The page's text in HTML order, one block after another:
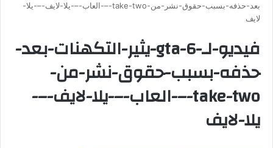
بعد-حذفه-بسبب-حقوق-نشر-من-take-two-–-العاب-–-يلا-لايف-–-يلا-
لايف
فيديو-لـ-gta-6-يثير-التكهنات-بعد-
حذفه-بسبب-حقوق-نشر-من-
take-two-–-العاب-–-يلا-لايف-–-
يلا-لايف